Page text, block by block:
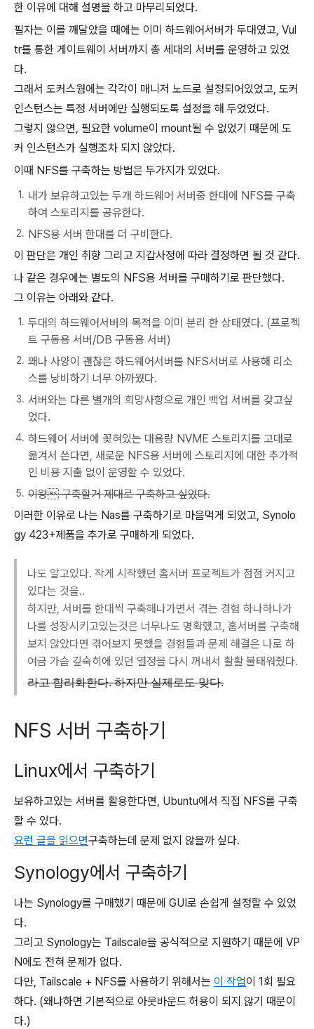
한 이유에 대해 설명을 하고 마무리되었다.
필자는 이를 깨달았을 때에는 이미 하드웨어서버가 두대였고, Vul
tr를 통한 게이트웨이 서버까지 총 세대의 서버를 운영하고 있었
다.
그래서 도커스웜에는 각각이 매니저 노드로 설정되어있었고, 도커
인스턴스는 특정 서버에만 실행되도록 설정을 해 두었었다.
그렇지 않으면, 필요한 volume이 mount될 수 없었기 때문에 도
커 인스턴스가 실행조차 되지 않았다.
이때 NFS를 구축하는 방법은 두가지가 있었다.
내가 보유하고있는 두개 하드웨어 서버중 한대에 NFS를 구축
하여 스토리지를 공유한다.
NFS용 서버 한대를 더 구비한다.
이 판단은 개인 취향 그리고 지갑사정에 따라 결정하면 될 것 같다.
나 같은 경우에는 별도의 NFS용 서버를 구매하기로 판단했다.
그 이유는 아래와 같다.
두대의 하드웨어서버의 목적을 이미 분리 한 상태였다. (프로젝
트 구동용 서버/DB 구동용 서버)
꽤나 사양이 괜찮은 하드웨어서버를 NFS서버로 사용해 리소
스를 낭비하기 너무 아까웠다.
서버와는 다른 별개의 희망사항으로 개인 백업 서버를 갖고싶
었다.
하드웨어 서버에 꽂혀있는 대용량 NVME 스토리지를 고대로
옮겨서 쓴다면, 새로운 NFS용 서버에 스토리지에 대한 추가적
인 비용 지출 없이 운영할 수 있었다.
이왕 구축할거 제대로 구축하고 싶었다.
이러한 이유로 나는 Nas를 구축하기로 마음먹게 되었고, Synolo
gy 423+제품을 추가로 구매하게 되었다.
나도 알고있다. 작게 시작했던 홈서버 프로젝트가 점점 커지고
있다는 것을..
하지만, 서버를 한대씩 구축해나가면서 겪는 경험 하나하나가
나를 성장시키고있는것은 너무나도 명확했고, 홈서버를 구축해
보지 않았다면 겪어보지 못했을 경험들과 문제 해결은 나로 하
여금 가슴 깊숙히에 있던 열정을 다시 꺼내서 활활 불태워줬다.
라고 합리화한다. 하지만 실제로도 맞다.
NFS 서버 구축하기
Linux에서 구축하기
보유하고있는 서버를 활용한다면, Ubuntu에서 직접 NFS를 구축
할 수 있다.
요런 글을 읽으면구축하는데 문제 없지 않을까 싶다.
Synology에서 구축하기
나는 Synology를 구매했기 때문에 GUI로 손쉽게 설정할 수 있었
다.
그리고 Synology는 Tailscale을 공식적으로 지원하기 때문에 VP
N에도 전혀 문제가 없다.
다만, Tailscale + NFS를 사용하기 위해서는 이 작업이 1회 필요
하다. (왜냐하면 기본적으로 아웃바운드 허용이 되지 않기 때문이
다.)